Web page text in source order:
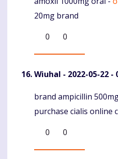
Komentaras
20mg brand
0
0
Wiuhal - 2022-05-22 -
Komentaras
brand ampicillin
purchase cialis online
0
0